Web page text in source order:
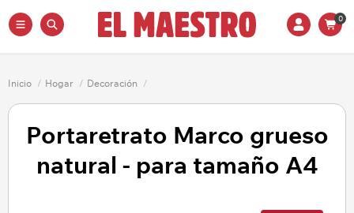
0
Inicio / Hogar / Decoración /
Portaretrato Marco grueso
natural - para tamaño A4